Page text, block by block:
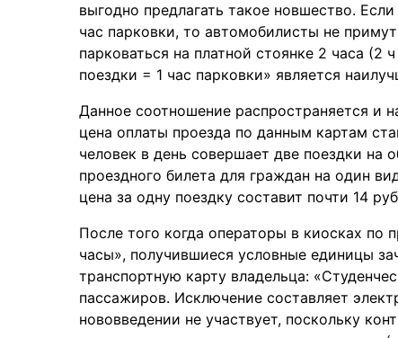
выгодно предлагать такое новшество.
час парковки, то автомобилисты не
парковаться на платной стоянке 2 часа
поездки = 1 час парковки» является
Данное соотношение распространяется и
цена оплаты проезда по данным картам
человек в день совершает две поездки на
проездного билета для граждан на один
цена за одну поездку составит почти 14
После того когда операторы в киосках по
часы», получившиеся условные единицы
транспортную карту владельца:
пассажиров. Исключение составляет
нововведении не участвует, поскольку